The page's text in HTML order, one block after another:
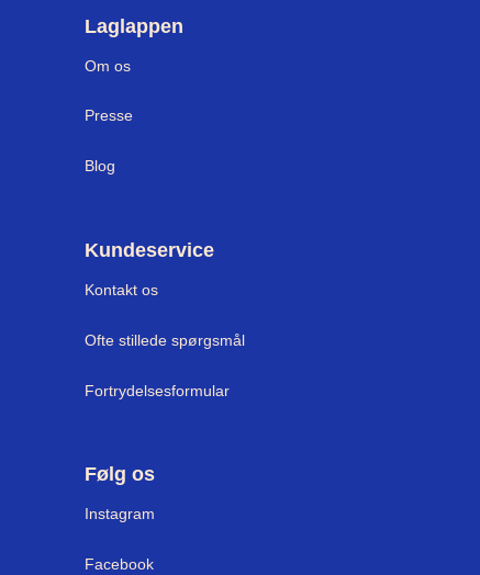
Laglappen
Om os
Presse
Blog
Kundeservice
Kontakt os
Ofte stillede spørgsmål
Fortrydelsesformular
Følg os
Instagram
Facebook